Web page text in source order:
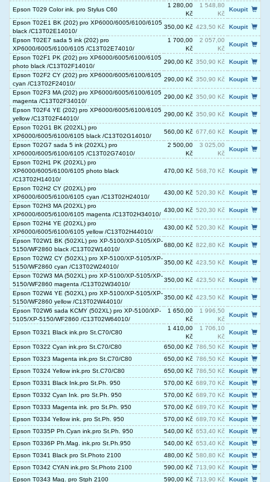
Epson T029 Color ink. pro Stylus C60
1 280,00
Kč
1 548,80
Kč
Koupit
Epson T02E1 BK (202) pro XP6000/6005/6100/6105
black /C13T02E14010/
350,00 Kč 423,50 Kč
Koupit
Epson T02E7 sada 5 ink (202) pro
XP6000/6005/6100/6105 /C13T02E74010/
1 700,00
Kč
2 057,00
Kč
Koupit
Epson T02F1 PK (202) pro XP6000/6005/6100/6105
photo black /C13T02F14010/
290,00 Kč 350,90 Kč
Koupit
Epson T02F2 CY (202) pro XP6000/6005/6100/6105
cyan /C13T02F24010/
290,00 Kč 350,90 Kč
Koupit
Epson T02F3 MA (202) pro XP6000/6005/6100/6105
magenta /C13T02F34010/
290,00 Kč 350,90 Kč
Koupit
Epson T02F4 YE (202) pro XP6000/6005/6100/6105
yellow /C13T02F44010/
290,00 Kč 350,90 Kč
Koupit
Epson T02G1 BK (202XL) pro
XP6000/6005/6100/6105 black /C13T02G14010/
560,00 Kč 677,60 Kč
Koupit
Epson T02G7 sada 5 ink (202XL) pro
XP6000/6005/6100/6105 /C13T02G74010/
2 500,00
Kč
3 025,00
Kč
Koupit
Epson T02H1 PK (202XL) pro
XP6000/6005/6100/6105 photo black
/C13T02H14010/
470,00 Kč 568,70 Kč Koupit
Epson T02H2 CY (202XL) pro
XP6000/6005/6100/6105 cyan /C13T02H24010/
430,00 Kč 520,30 Kč
Koupit
Epson T02H3 MA (202XL) pro
XP6000/6005/6100/6105 magenta /C13T02H34010/
430,00 Kč 520,30 Kč
Koupit
Epson T02H4 YE (202XL) pro
XP6000/6005/6100/6105 yellow /C13T02H44010/
430,00 Kč 520,30 Kč
Koupit
Epson T02W1 BK (502XL) pro XP-5100/XP-5105/XP-
5150/WF2860 black /C13T02W14010/
680,00 Kč 822,80 Kč
Koupit
Epson T02W2 CY (502XL) pro XP-5100/XP-5105/XP-
5150/WF2860 cyan /C13T02W24010/
350,00 Kč 423,50 Kč
Koupit
Epson T02W3 MA (502XL) pro XP-5100/XP-5105/XP-
5150/WF2860 magenta /C13T02W34010/
350,00 Kč 423,50 Kč
Koupit
Epson T02W4 YE (502XL) pro XP-5100/XP-5105/XP-
5150/WF2860 yellow /C13T02W44010/
350,00 Kč 423,50 Kč
Koupit
Epson T02W6 sada KCMY (502XL) pro XP-5100/XP-
5105/XP-5150/WF2860 /C13T02W64010/
1 650,00
Kč
1 996,50
Kč
Koupit
Epson T0321 Black ink.pro St.C70/C80
1 410,00
Kč
1 706,10
Kč
Koupit
Epson T0322 Cyan ink.pro St.C70/C80 650,00 Kč 786,50 Kč
Koupit
Epson T0323 Magenta ink.pro St.C70/C80
650,00 Kč 786,50 Kč
Koupit
Epson T0324 Yellow ink.pro St.C70/C80
650,00 Kč 786,50 Kč
Koupit
Epson T0331 Black Ink.pro St.Ph. 950
570,00 Kč 689,70 Kč
Koupit
Epson T0332 Cyan Ink. pro St.Ph. 950
570,00 Kč 689,70 Kč
Koupit
Epson T0333 Magenta ink. pro St.Ph. 950
570,00 Kč 689,70 Kč
Koupit
Epson T0334 Yellow ink. pro St.Ph. 950
570,00 Kč 689,70 Kč
Koupit
Epson T0335P Ph.Cyan ink.pro St.Ph. 950
540,00 Kč 653,40 Kč
Koupit
Epson T0336P Ph.Mag. ink.pro St.Ph.950
540,00 Kč 653,40 Kč
Koupit
Epson T0341 Black pro St.Photo 2100
480,00 Kč 580,80 Kč
Koupit
Epson T0342 CYAN ink.pro St.Photo 2100
590,00 Kč 713,90 Kč
Koupit
Epson T0343 Mag. pro Stph 2100
590,00 Kč 713,90 Kč Koupit